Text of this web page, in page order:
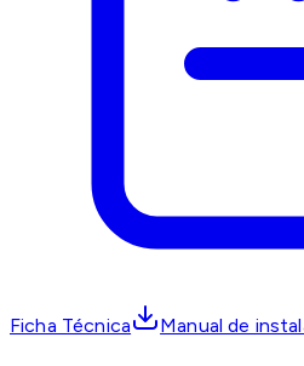
Ficha Técnica Manual de